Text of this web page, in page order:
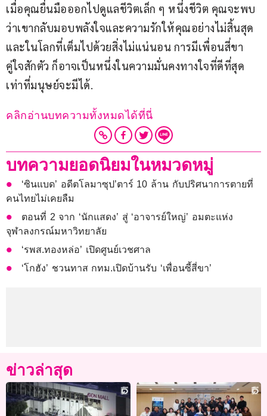
เมื่อคุณยื่นมือออกไปดูแลชีวิตเล็ก ๆ หนึ่งชีวิต คุณจะพบ
ว่าเขากลับมอบพลังใจและความรักให้คุณอย่างไม่สิ้นสุด
และในโลกที่เต็มไปด้วยสิ่งไม่แน่นอน การมีเพื่อนสี่ขา
คู่ใจสักตัว ก็อาจเป็นหนึ่งในความมั่นคงทางใจที่ดีที่สุด
เท่าที่มนุษย์จะมีได้.
คลิกอ่านบทความทั้งหมดได้ที่นี่
บทความยอดนิยมในหมวดหมู่
‘ซินแบด’ อดีตโลมาซุป’ตาร์ 10 ล้าน กับปริศนาการตายที่
คนไทยไม่เคยลืม
ตอนที่ 2 จาก ‘นักแสดง’ สู่ ‘อาจารย์ใหญ่’ อมตะแห่ง
จุฬาลงกรณ์มหาวิทยาลัย
‘รพส.ทองหล่อ’ เปิดศูนย์เวชศาล
‘โกฮัง’ ชวนทาส กทม.เปิดบ้านรับ ‘เพื่อนซี้สี่ขา’
ข่าวล่าสุด